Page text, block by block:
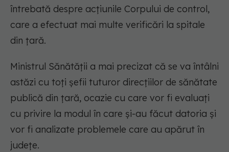
întrebată despre acțiunile Corpului de control,
care a efectuat mai multe verificări la spitale
din țară.
Ministrul Sănătății a mai precizat că se va întâlni
astăzi cu toți șefii tuturor direcțiilor de sănătate
publică din țară, ocazie cu care vor fi evaluați
cu privire la modul în care și-au făcut datoria și
vor fi analizate problemele care au apărut în
județe.